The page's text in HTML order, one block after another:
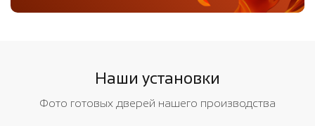
Наши установки
Фото готовых дверей нашего производства